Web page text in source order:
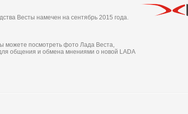
Весты намечен на сентябрь 2015 года.
можете посмотреть фото Лада Веста,
общения и обмена мнениями о новой LADA